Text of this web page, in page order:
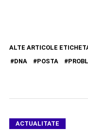
ALTE ARTICOLE
DNA
POSTA
ACTUALITATE